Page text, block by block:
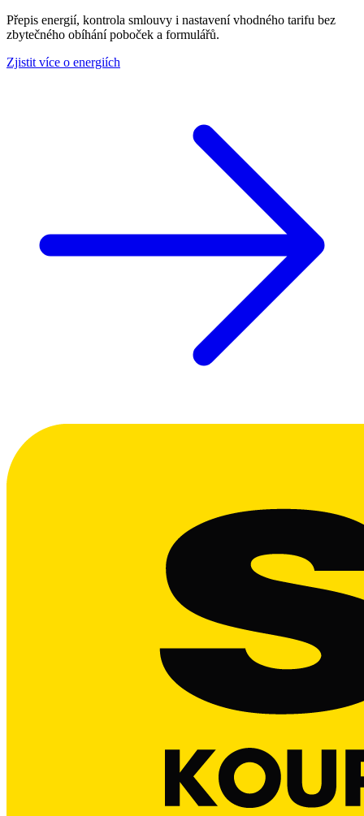
Přepis energií, kontrola smlouvy i nastavení vhodného tarifu bez
zbytečného obíhání poboček a formulářů.
Zjistit více o energiích